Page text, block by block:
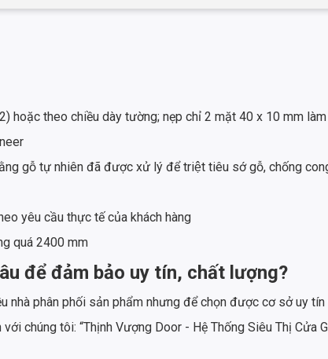
hoặc theo chiều dày tường; nẹp chỉ 2 mặt 40 x 10 mm
gỗ tự nhiên đã được xử lý để triệt tiêu sớ gỗ, chống
yêu cầu thực tế của khách hàng
quá 2400 mm
để đảm bảo uy tín, chất lượng?
nhà phân phối sản phẩm nhưng để chọn được cơ sở uy
với chúng tôi: “Thịnh Vượng Door - Hệ Thống Siêu Thị